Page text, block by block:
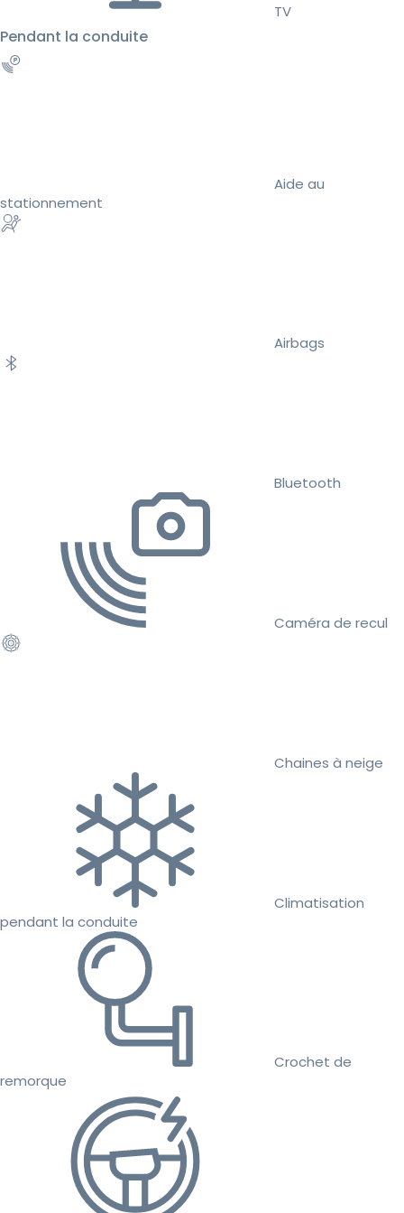
TV
Pendant la conduite
Aide au
stationnement
Airbags
Bluetooth
Caméra de recul
Chaines à neige
Climatisation
pendant la conduite
Crochet de
remorque